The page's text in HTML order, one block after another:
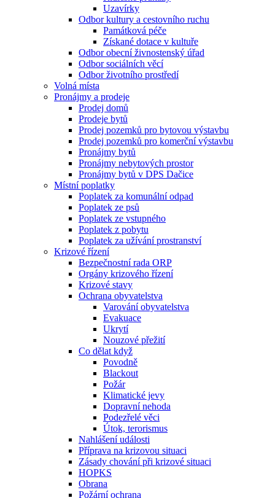
Uzavírky
Odbor kultury a cestovního ruchu
Památková péče
Získané dotace v kultuře
Odbor obecní živnostenský úřad
Odbor sociálních věcí
Odbor životního prostředí
Volná místa
Pronájmy a prodeje
Prodej domů
Prodeje bytů
Prodej pozemků pro bytovou výstavbu
Prodej pozemků pro komerční výstavbu
Pronájmy bytů
Pronájmy nebytových prostor
Pronájmy bytů v DPS Dačice
Místní poplatky
Poplatek za komunální odpad
Poplatek ze psů
Poplatek ze vstupného
Poplatek z pobytu
Poplatek za užívání prostranství
Krizové řízení
Bezpečnostní rada ORP
Orgány krizového řízení
Krizové stavy
Ochrana obyvatelstva
Varování obyvatelstva
Evakuace
Ukrytí
Nouzové přežití
Co dělat když
Povodně
Blackout
Požár
Klimatické jevy
Dopravní nehoda
Podezřelé věci
Útok, terorismus
Nahlášení události
Příprava na krizovou situaci
Zásady chování při krizové situaci
HOPKS
Obrana
Požární ochrana